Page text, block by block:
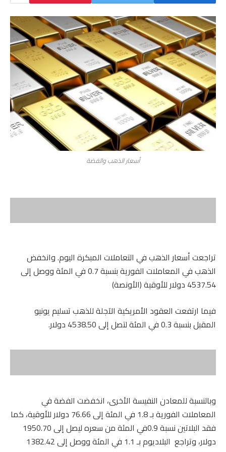
أسعار الذهب والفضة
تراجعت أسعار الذهب في التعاملات المبكرة اليوم. وانخفض
الذهب في المعاملات الفورية بنسبة 0.7 في المئة ووصل إلى
‌4537.54 دولار للأوقية (الأونصة)
فيما ارتفعت العقود الأمريكية الآجلة للذهب تسليم يونيو
المقبل بنسبة 0.3 في المئة لتصل إلى 4538.50 دولار.
وبالنسبة للمعادن النفيسة الأخرى، انخفضت الفضة في
المعاملات الفورية بـ 1.8 في المئة إلى 76.66 دولار للأوقية، كما
فقد البلاتين نسبة 0.9في المئة من سعره ليصل إلى 1950.70
دولار، وتراجع البلاديوم بـ 1.1 في المئة ووصل إلى 1382.42